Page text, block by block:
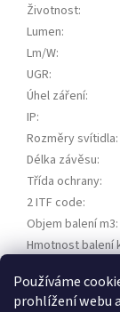
Používáme
prohlížení webu
Životnost:
Lumen:
Lm/W:
UGR:
Úhel záření:
IP:
Rozměry svítidla:
Délka závěsu:
Třída ochrany:
2 ITF code:
Objem balení m3:
Hmotnost balení